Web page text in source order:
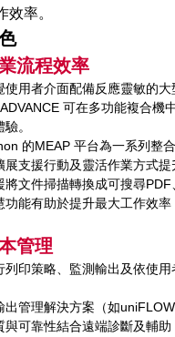
效率。
流程效率
使用者介面配備反應靈敏的
可在多功能複合機
。
的MEAP 平台為一系列整
展支援行動及靈活作業方式
將文件掃描轉換成可搜尋
功能有助於提升最大工作效
管理
列印策略、監測輸出及依使
出管理解決方案（如
與可靠性結合遠端診斷及輔